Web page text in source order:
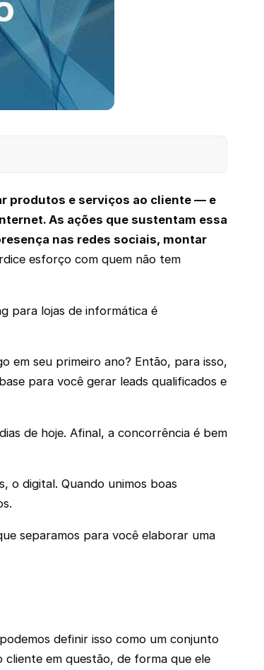
produtos e serviços ao cliente — e
As ações que sustentam essa
nas redes sociais, montar
esforço com quem não tem
para lojas de informática é
em seu primeiro ano? Então, para isso,
para você gerar leads qualificados e
de hoje. Afinal, a concorrência é bem
o digital. Quando unimos boas
separamos para você elaborar uma
definir isso como um conjunto
em questão, de forma que ele